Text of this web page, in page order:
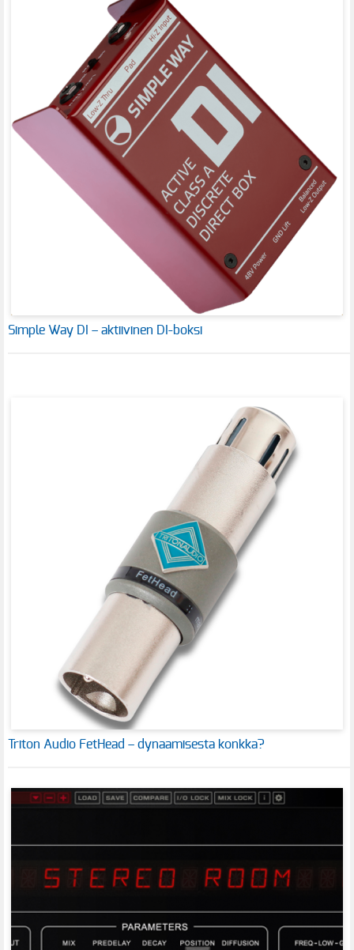
Simple Way DI – aktiivinen DI-boksi
Triton Audio FetHead – dynaamisesta konkka?